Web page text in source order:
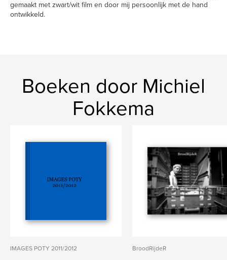
gemaakt met zwart/wit film en door mij persoonlijk met de hand
ontwikkeld.
Boeken door Michiel
Fokkema
IMAGES POTY 2011/2012 BroodRijdeR